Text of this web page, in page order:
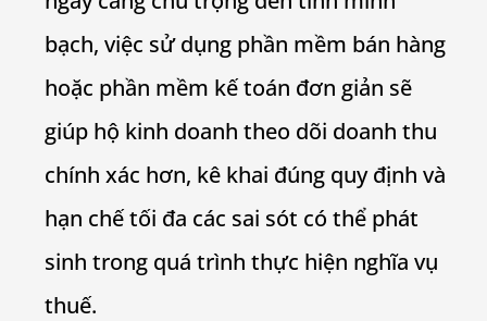
bạch, việc sử dụng phần mềm bán hàng
hoặc phần mềm kế toán đơn giản sẽ
giúp hộ kinh doanh theo dõi doanh thu
chính xác hơn, kê khai đúng quy định và
hạn chế tối đa các sai sót có thể phát
sinh trong quá trình thực hiện nghĩa vụ
thuế.